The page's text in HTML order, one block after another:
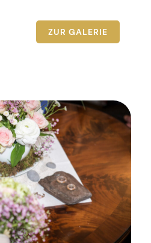
ZUR GALERIE